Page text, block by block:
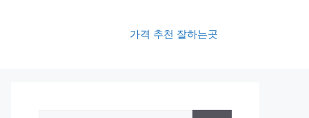
가격 추천 잘하는곳